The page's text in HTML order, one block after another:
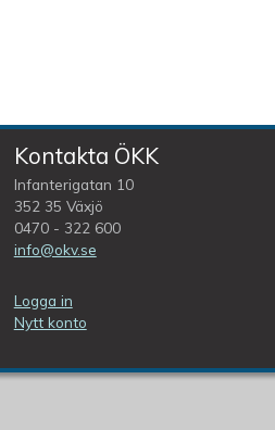
Kontakta ÖKK
Infanterigatan 10
352 35 Växjö
0470 - 322 600
info@okv.se
Logga in
Nytt konto